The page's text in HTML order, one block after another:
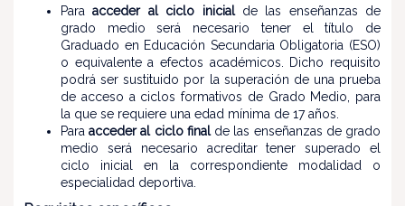
Paraacceder al ciclo inicialde las enseñanzas de
grado medio será necesario tener el título de
Graduado en Educación Secundaria Obligatoria (ESO)
o equivalente a efectos académicos. Dicho requisito
podrá ser sustituido por la superación de una prueba
de acceso a ciclos formativos de Grado Medio, para
la que se requiere una edad mínima de 17 años.
Para acceder al ciclo finalde las enseñanzas de grado
medio será necesario acreditar tener superado el
ciclo inicial en la correspondiente modalidad o
especialidad deportiva.